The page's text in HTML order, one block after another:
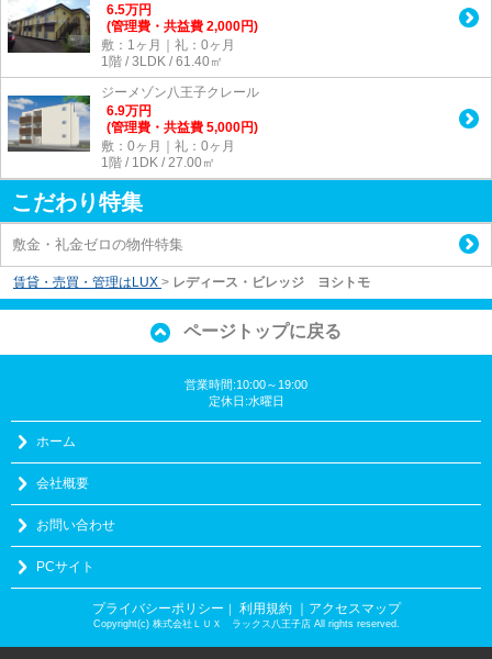
6.5万円
(管理費・共益費 2,000円)
敷：1ヶ月｜礼：0ヶ月
1階 / 3LDK / 61.40㎡
ジーメゾン八王子クレール
6.9万円
(管理費・共益費 5,000円)
敷：0ヶ月｜礼：0ヶ月
1階 / 1DK / 27.00㎡
こだわり特集
敷金・礼金ゼロの物件特集
賃貸・売買・管理はLUX > レディース・ビレッジ ヨシトモ
ページトップに戻る
営業時間:10:00～19:00
定休日:水曜日
ホーム
会社概要
お問い合わせ
PCサイト
プライバシーポリシー ｜ 利用規約 ｜アクセスマップ
Copyright(c) 株式会社ＬＵＸ ラックス八王子店 All rights reserved.